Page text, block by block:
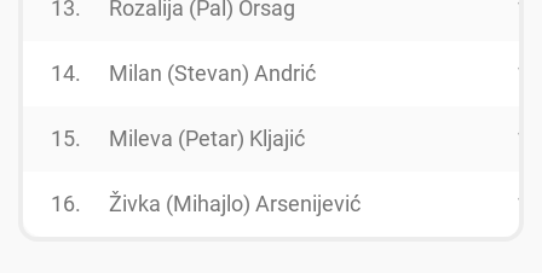
13. Rozalija (Pal) Orsag
14. Milan (Stevan) Andrić
15. Mileva (Petar) Kljajić
16. Živka (Mihajlo) Arsenijević